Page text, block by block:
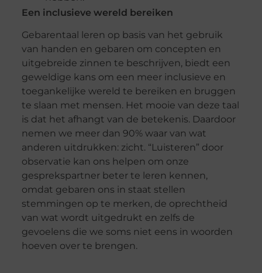
Een inclusieve wereld bereiken
Gebarentaal leren op basis van het gebruik
van handen en gebaren om concepten en
uitgebreide zinnen te beschrijven, biedt een
geweldige kans om een meer inclusieve en
toegankelijke wereld te bereiken en bruggen
te slaan met mensen. Het mooie van deze taal
is dat het afhangt van de betekenis. Daardoor
nemen we meer dan 90% waar van wat
anderen uitdrukken: zicht. “Luisteren” door
observatie kan ons helpen om onze
gesprekspartner beter te leren kennen,
omdat gebaren ons in staat stellen
stemmingen op te merken, de oprechtheid
van wat wordt uitgedrukt en zelfs de
gevoelens die we soms niet eens in woorden
hoeven over te brengen.